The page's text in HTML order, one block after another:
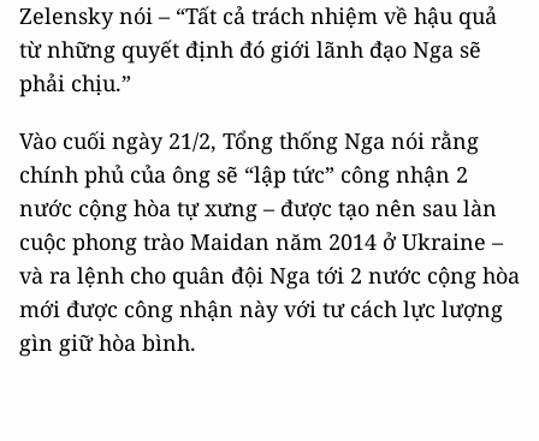
Zelensky nói – “Tất cả trách nhiệm về hậu quả
từ những quyết định đó giới lãnh đạo Nga sẽ
phải chịu.”
Vào cuối ngày 21/2, Tổng thống Nga nói rằng
chính phủ của ông sẽ “lập tức” công nhận 2
nước cộng hòa tự xưng – được tạo nên sau làn
cuộc phong trào Maidan năm 2014 ở Ukraine –
và ra lệnh cho quân đội Nga tới 2 nước cộng hòa
mới được công nhận này với tư cách lực lượng
gìn giữ hòa bình.